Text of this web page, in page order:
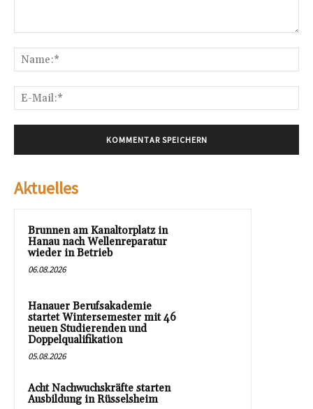
Aktuelles
Brunnen am Kanaltorplatz in
Hanau nach Wellenreparatur
wieder in Betrieb
06.08.2026
Hanauer Berufsakademie
startet Wintersemester mit 46
neuen Studierenden und
Doppelqualifikation
05.08.2026
Acht Nachwuchskräfte starten
Ausbildung in Rüsselsheim